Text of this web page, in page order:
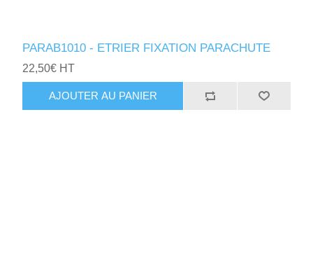
PARAB1010 - ETRIER FIXATION PARACHUTE
22,50€ HT
AJOUTER AU PANIER